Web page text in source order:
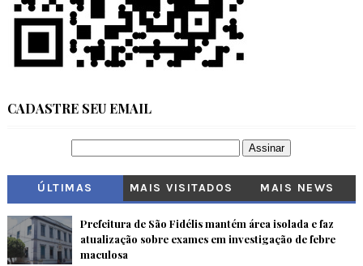
CADASTRE SEU EMAIL
ÚLTIMAS MAIS VISITADOS MAIS NEWS
Prefeitura de São Fidélis mantém área isolada e faz
atualização sobre exames em investigação de febre
maculosa